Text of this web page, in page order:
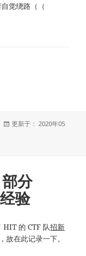
觉绕路（（
发
更新于： 2020年05
录
分
验
HIT 的 CTF 队招新
在此记录一下。